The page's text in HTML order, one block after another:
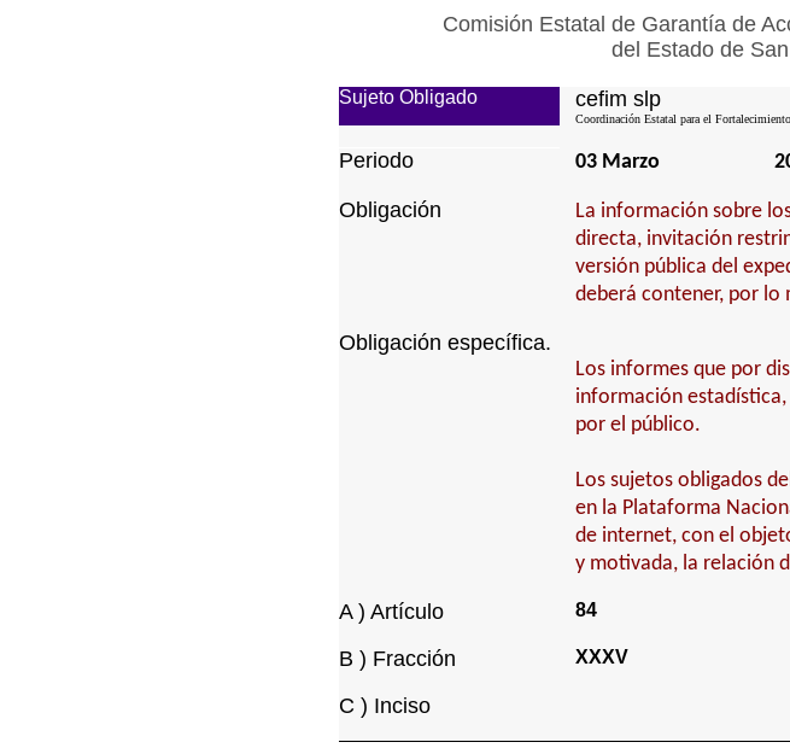
Comisión Estatal de Garantía de
del Estado de
Sujeto Obligado cefim slp
Coordinación Estatal para el
Periodo 03 Marzo
Obligación
La información sobre
directa, invitación
versión pública del
deberá contener, por lo
Obligación específica.
Los informes que por
información estadística,
por el público.
Los sujetos obligados
en la Plataforma
de internet, con el
y motivada, la relación
A ) Artículo 84
B ) Fracción XXXV
C ) Inciso